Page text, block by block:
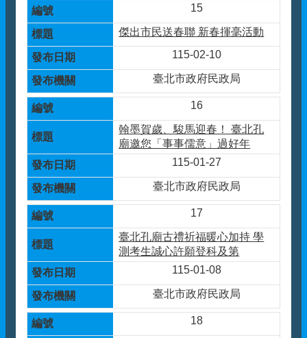
15
傑出市民送春聯 新春揮毫活動
115-02-10
臺北市政府民政局
16
翰墨賀歲、駿馬迎春！ 臺北孔
廟邀您「事事儒意」過好年
115-01-27
臺北市政府民政局
17
臺北孔廟古禮祈福暖心加持 學
測考生誠心許願登科及第
115-01-08
臺北市政府民政局
18